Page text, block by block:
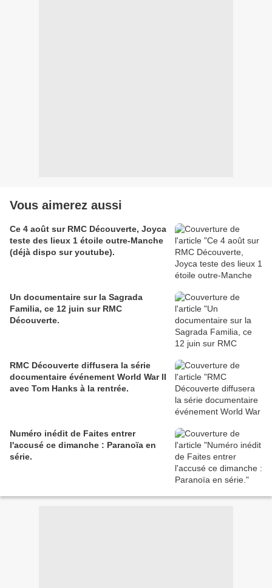
Vous aimerez aussi
Ce 4 août sur RMC Découverte, Joyca
teste des lieux 1 étoile outre-Manche
(déjà dispo sur youtube).
Un documentaire sur la Sagrada
Familia, ce 12 juin sur RMC
Découverte.
RMC Découverte diffusera la série
documentaire événement World War II
avec Tom Hanks à la rentrée.
Numéro inédit de Faites entrer
l'accusé ce dimanche : Paranoïa en
série.